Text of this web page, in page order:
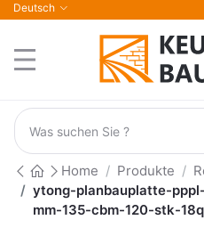
Deutsch
Home Produkte
ytong-planbauplatte-
mm-135-cbm-120-stk-